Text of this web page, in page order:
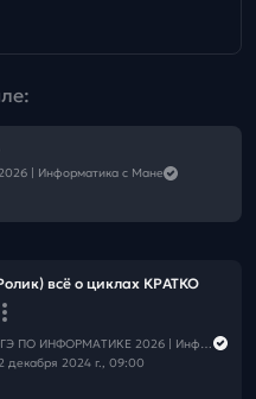
| Информатика с Мане
всё о циклах КРАТКО
ОГЭ ПО ИНФОРМАТИКЕ 2026 | Информатика с Мане
декабря 2024 г., 09:00